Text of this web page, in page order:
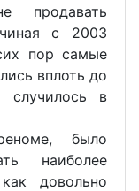
продавать
с 2003
пор самые
вплоть до
случилось в
было
наиболее
довольно